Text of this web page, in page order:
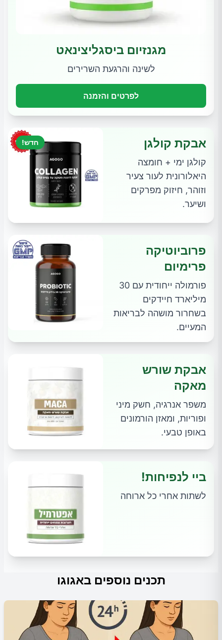
מגנזיום ביסגליצינאט
לשינה והרגעת השרירים
לפרטים והזמנה
חדש! אבקת קולגן
קולגן ימי + חומצה
היאלורונית לעור צעיר
וזוהר, חיזוק מפרקים
ושיער.
פרוביוטיקה
פרימיום
פורמולה ייחודית עם 30
מיליארד חיידקים
בשחרור מושהה לבריאות
המעיים.
אבקת שורש
מאקה
משפר אנרגיה, חשק מיני
ופוריות, ומאזן הורמונים
באופן טבעי.
ביי לנפיחות!
לשתות אחרי כל ארוחה
תכנים נוספים באגוגו